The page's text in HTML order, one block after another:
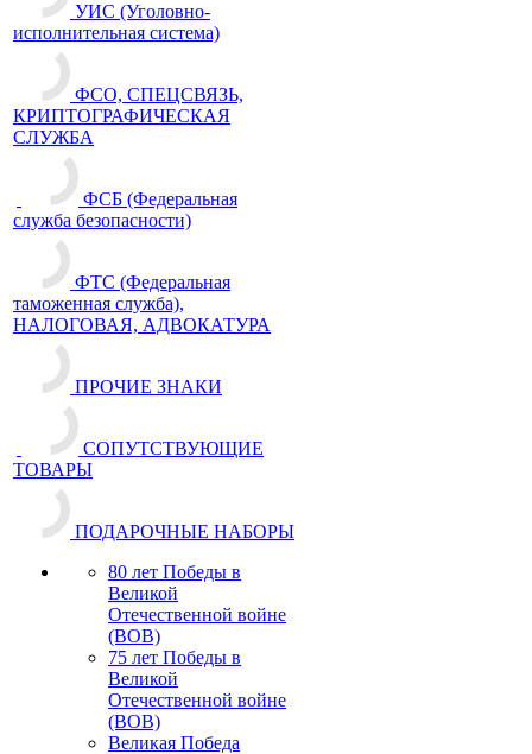
УИС (Уголовно-
исполнительная система)
ФСО, СПЕЦСВЯЗЬ,
КРИПТОГРАФИЧЕСКАЯ
СЛУЖБА
ФСБ (Федеральная
служба безопасности)
ФТС (Федеральная
таможенная служба),
НАЛОГОВАЯ, АДВОКАТУРА
ПРОЧИЕ ЗНАКИ
СОПУТСТВУЮЩИЕ
ТОВАРЫ
ПОДАРОЧНЫЕ НАБОРЫ
80 лет Победы в
Великой
Отечественной войне
(ВОВ)
75 лет Победы в
Великой
Отечественной войне
(ВОВ)
Великая Победа